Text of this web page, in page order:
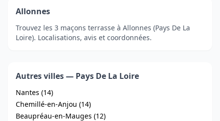
Allonnes
Trouvez les 3 maçons terrasse à Allonnes (Pays De La
Loire). Localisations, avis et coordonnées.
Autres villes — Pays De La Loire
Nantes (14)
Chemillé-en-Anjou (14)
Beaupréau-en-Mauges (12)